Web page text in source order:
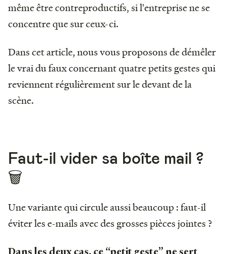
même être contreproductifs, si l'entreprise ne se
concentre que sur ceux-ci.
Dans cet article, nous vous proposons de démêler
le vrai du faux concernant quatre petits gestes qui
reviennent régulièrement sur le devant de la
scène.
Faut-il vider sa boîte mail ?
🗑
Une variante qui circule aussi beaucoup : faut-il
éviter les e-mails avec des grosses pièces jointes ?
Dans les deux cas, ce “petit geste” ne sert